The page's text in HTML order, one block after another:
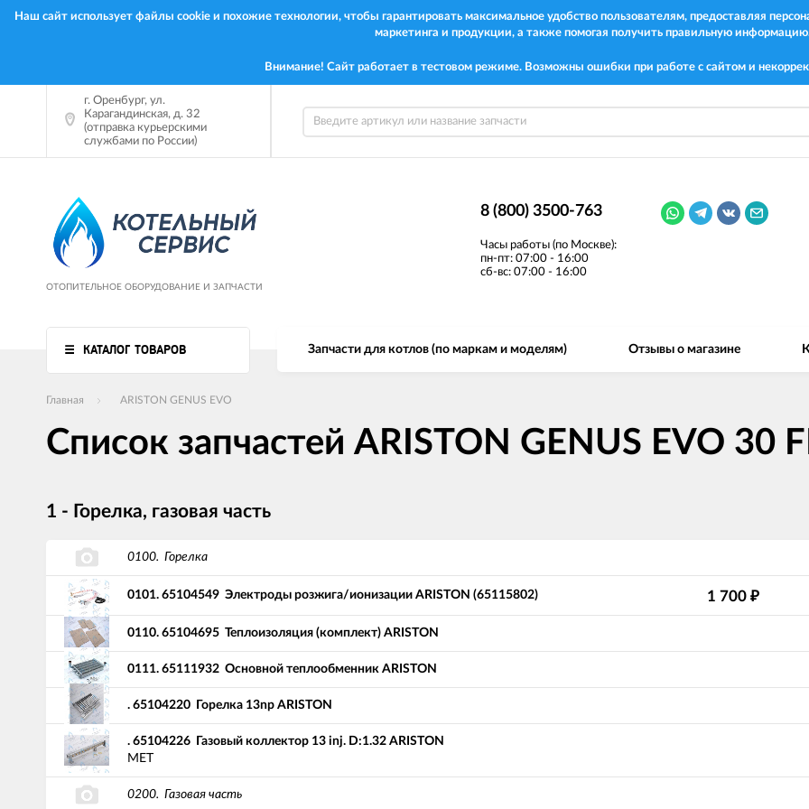
Наш сайт использует файлы cookie и похожие технологии, чтобы гарантировать максимальное удобство пользователям, предоставляя
маркетинга и продукции, а также помогая получить правильную
Внимание! Сайт работает в тестовом режиме. Возможны ошибки при работе с сайтом и
г. Оренбург, ул.
Карагандинская, д. 32
(отправка курьерскими
службами по России)
ОТОПИТЕЛЬНОЕ ОБОРУДОВАНИЕ И ЗАПЧАСТИ
8 (800) 3500-763
Часы работы (по Москве):
пн-пт: 07:00 - 16:00
сб-вс: 07:00 - 16:00
КАТАЛОГ ТОВАРОВ Запчасти для котлов (по маркам и моделям) Отзывы о магазине
Главная ARISTON GENUS EVO
Список запчастей ARISTON GENUS EVO 30
1 - Горелка, газовая часть
0100. Горелка
0101. 65104549 Электроды розжига/ионизации ARISTON (65115802) 1 700 ₽
0110. 65104695 Теплоизоляция (комплект) ARISTON
0111. 65111932 Основной теплообменник ARISTON
. 65104220 Горелка 13np ARISTON
. 65104226 Газовый коллектор 13 inj. D:1.32 ARISTON
МЕТ
0200. Газовая часть